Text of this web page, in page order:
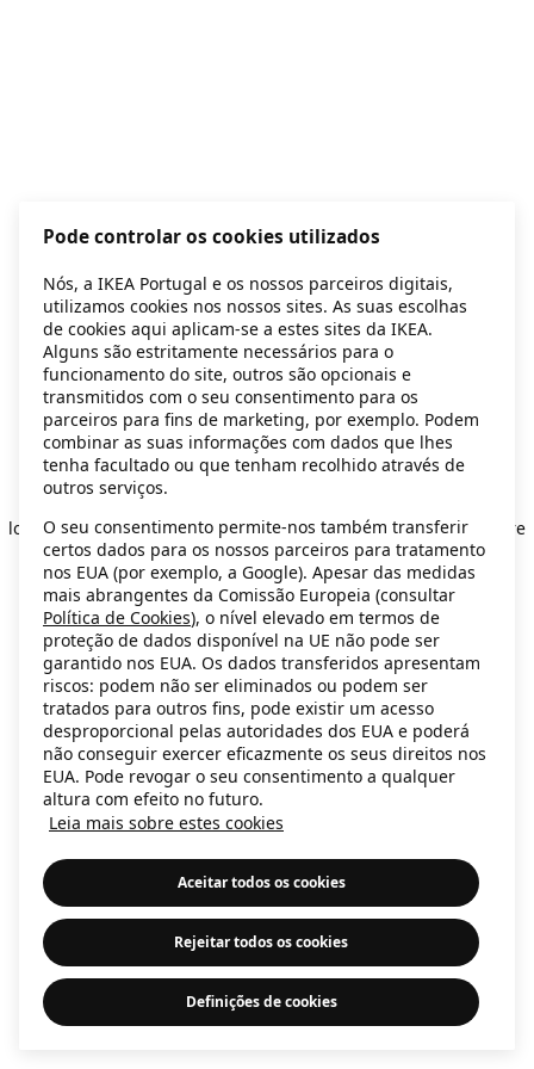
Application error: a client-side exception has occurred
loadingsecondhand.ikea.com (see the browser console for more
information).
Pode controlar os cookies utilizados
Nós, a IKEA Portugal e os nossos parceiros digitais,
utilizamos cookies nos nossos sites. As suas escolhas
de cookies aqui aplicam-se a estes sites da IKEA.
Alguns são estritamente necessários para o
funcionamento do site, outros são opcionais e
transmitidos com o seu consentimento para os
parceiros para fins de marketing, por exemplo. Podem
combinar as suas informações com dados que lhes
tenha facultado ou que tenham recolhido através de
outros serviços.
O seu consentimento permite-nos também transferir
certos dados para os nossos parceiros para tratamento
nos EUA (por exemplo, a Google). Apesar das medidas
mais abrangentes da Comissão Europeia (consultar
Política de Cookies), o nível elevado em termos de
proteção de dados disponível na UE não pode ser
garantido nos EUA. Os dados transferidos apresentam
riscos: podem não ser eliminados ou podem ser
tratados para outros fins, pode existir um acesso
desproporcional pelas autoridades dos EUA e poderá
não conseguir exercer eficazmente os seus direitos nos
EUA. Pode revogar o seu consentimento a qualquer
altura com efeito no futuro.
Leia mais sobre estes cookies
Aceitar todos os cookies
Rejeitar todos os cookies
Definições de cookies